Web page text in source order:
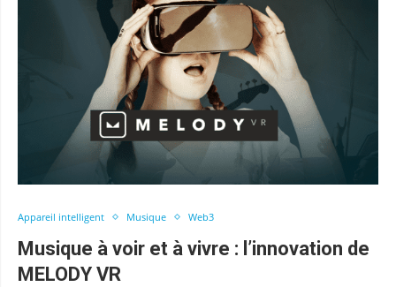
Appareil intelligent Musique Web3
Musique à voir et à vivre : l’innovation de
MELODY VR